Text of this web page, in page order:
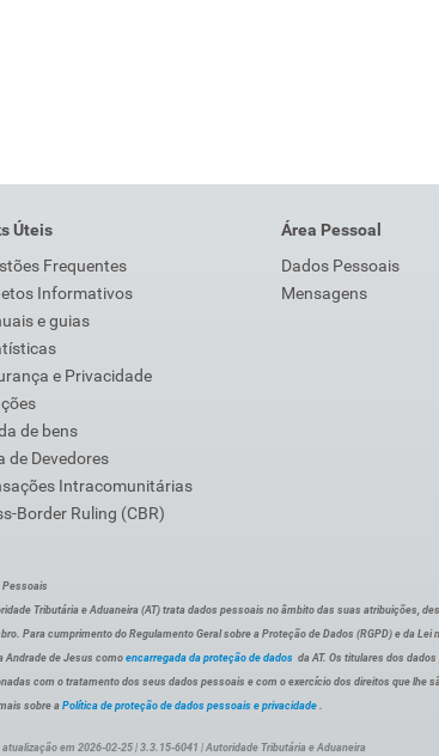
Úteis
Frequentes
Informativos
e guias
e Privacidade
de bens
de Devedores
Intracomunitárias
Border Ruling (CBR)
Área Pessoal
Dados Pessoais
Mensagens
Pessoais
Tributária e Aduaneira (AT) trata dados pessoais no âmbito das suas atribuições,
Para cumprimento do Regulamento Geral sobre a Proteção de Dados (RGPD) e da
Andrade de Jesus como encarregada da proteção de dados da AT. Os titulares dos
com o tratamento dos seus dados pessoais e com o exercício dos direitos que lhe
sobre a Política de proteção de dados pessoais e privacidade .
em 2026-02-25 | 3.3.15-6041 | Autoridade Tributária e Aduaneira